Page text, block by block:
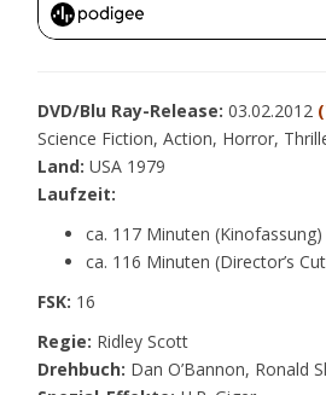
DVD/Blu Ray-Release: 03.02.2012
Science Fiction, Action, Horror,
Land: USA 1979
Laufzeit:
ca. 117 Minuten (Kinofassung)
ca. 116 Minuten (Director’s
FSK: 16
Regie: Ridley Scott
Drehbuch: Dan O’Bannon, Ronald